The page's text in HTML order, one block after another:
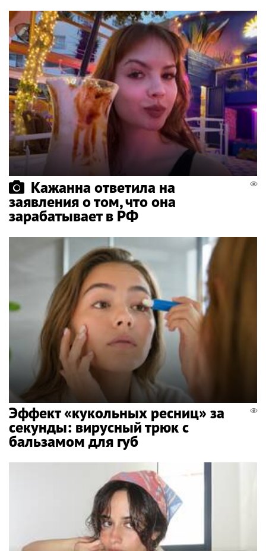
Кажанна ответила на
заявления о том, что она
зарабатывает в РФ
Эффект «кукольных ресниц» за
секунды: вирусный трюк с
бальзамом для губ